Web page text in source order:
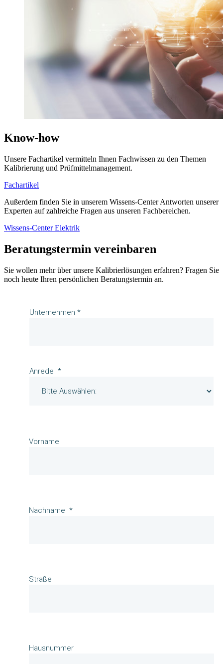
Know-how
Unsere Fachartikel vermitteln Ihnen Fachwissen zu den Themen
Kalibrierung und Prüfmittelmanagement.
Fachartikel
Außerdem finden Sie in unserem Wissens-Center Antworten unserer
Experten auf zahlreiche Fragen aus unseren Fachbereichen.
Wissens-Center Elektrik
Beratungstermin vereinbaren
Sie wollen mehr über unsere Kalibrierlösungen erfahren? Fragen Sie
noch heute Ihren persönlichen Beratungstermin an.
Unternehmen *
Anrede
Vorname
Nachname
Straße
Hausnummer